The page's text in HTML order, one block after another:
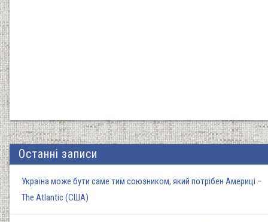
Останні записи
Україна може бути саме тим союзником, який потрібен Америці –
The Atlantic (США)